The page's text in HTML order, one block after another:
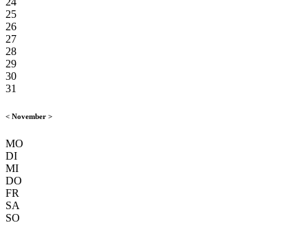
25
26
27
28
29
30
31
< November >
MO
DI
MI
DO
FR
SA
SO